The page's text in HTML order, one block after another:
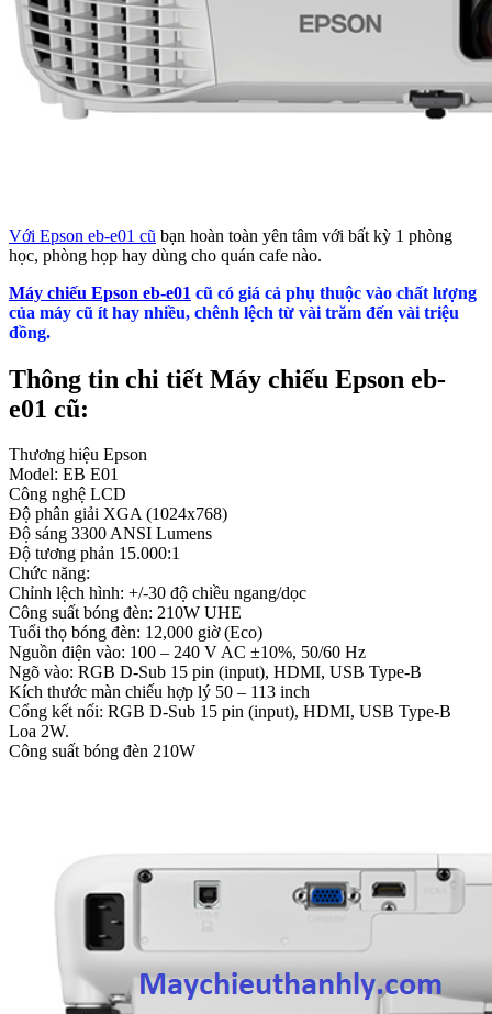
Với Epson eb-e01 cũ bạn hoàn toàn yên tâm với bất kỳ 1 phòng
học, phòng họp hay dùng cho quán cafe nào.
Máy chiếu Epson eb-e01 cũ có giá cả phụ thuộc vào chất lượng
của máy cũ ít hay nhiều, chênh lệch từ vài trăm đến vài triệu
đồng.
Thông tin chi tiết Máy chiếu Epson eb-
e01 cũ:
Thương hiệu Epson
Model: EB E01
Công nghệ LCD
Độ phân giải XGA (1024x768)
Độ sáng 3300 ANSI Lumens
Độ tương phản 15.000:1
Chức năng:
Chỉnh lệch hình: +/-30 độ chiều ngang/dọc
Công suất bóng đèn: 210W UHE
Tuổi thọ bóng đèn: 12,000 giờ (Eco)
Nguồn điện vào: 100 – 240 V AC ±10%, 50/60 Hz
Ngõ vào: RGB D-Sub 15 pin (input), HDMI, USB Type-B
Kích thước màn chiếu hợp lý 50 – 113 inch
Cổng kết nối: RGB D-Sub 15 pin (input), HDMI, USB Type-B
Loa 2W.
Công suất bóng đèn 210W